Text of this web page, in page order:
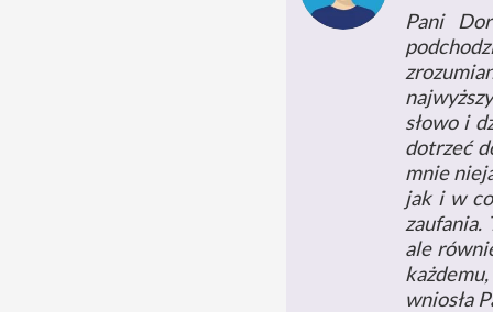
Pani
słowo i
dotrzeć
mnie
jak i w
ale
wniosła